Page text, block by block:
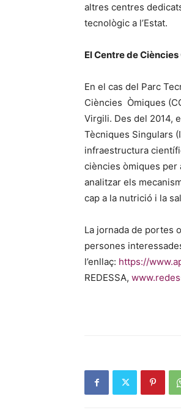
altres centres
tecnològic a l’Estat.
El Centre de
En el cas del Parc
Ciències Òmiques
Virgili. Des del 2014,
Tècniques Singulars
infraestructura
ciències òmiques per
analitzar els
cap a la nutrició i la
La jornada de portes
persones
l’enllaç: https://
REDESSA,